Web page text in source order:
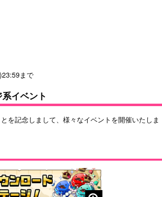
まで
イベント
を記念しまして、様々なイベントを開催いたしま